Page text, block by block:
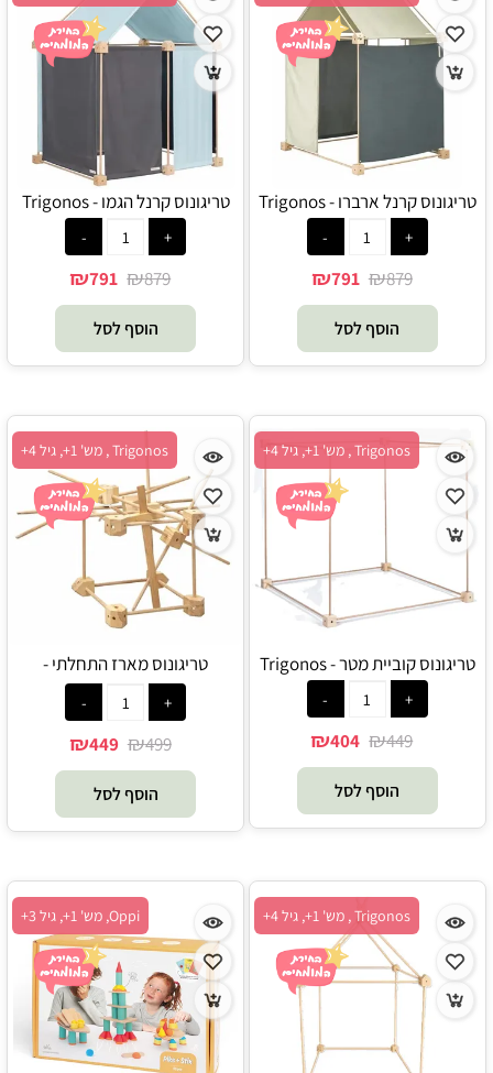
טריגונוס קרנל ארברו - Trigonos
₪879
₪791
הוסף לסל
טריגונוס קרנל הגמו - Trigonos
₪879
₪791
הוסף לסל
Trigonos , מש' 1+, גיל 4+
טריגונוס קוביית מטר - Trigonos
₪449
₪404
הוסף לסל
Trigonos , מש' 1+, גיל 4+
טריגונוס מארז התחלתי -
Trigonos
₪499
₪449
הוסף לסל
Trigonos , מש' 1+, גיל 4+ Oppi, מש' 1+, גיל 3+